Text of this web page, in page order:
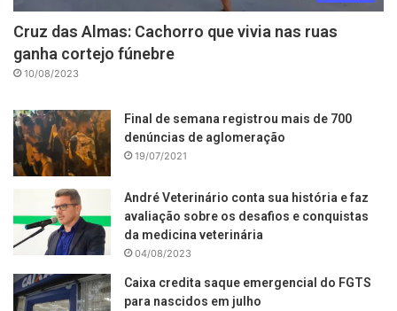
Cruz das Almas: Cachorro que vivia nas ruas
ganha cortejo fúnebre
10/08/2023
Final de semana registrou mais de 700
denúncias de aglomeração
19/07/2021
André Veterinário conta sua história e faz
avaliação sobre os desafios e conquistas
da medicina veterinária
04/08/2023
Caixa credita saque emergencial do FGTS
para nascidos em julho